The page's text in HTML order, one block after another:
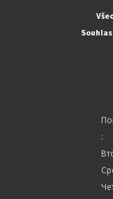
: